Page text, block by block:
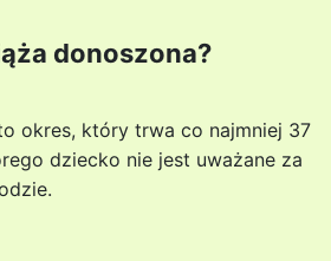
donoszona?
okres, który trwa co najmniej 37
dziecko nie jest uważane za